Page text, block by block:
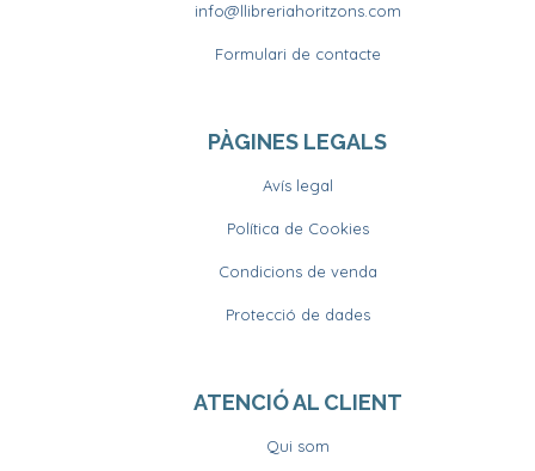
info@llibreriahoritzons.com
Formulari de contacte
PÀGINES LEGALS
Avís legal
Política de Cookies
Condicions de venda
Protecció de dades
ATENCIÓ AL CLIENT
Qui som